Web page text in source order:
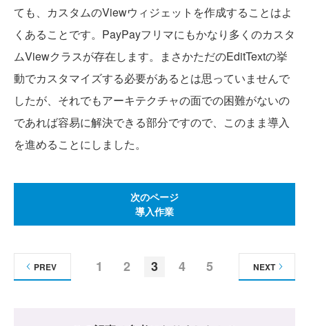
ても、カスタムのViewウィジェットを作成することはよ
くあることです。PayPayフリマにもかなり多くのカスタ
ムViewクラスが存在します。まさかただのEditTextの挙
動でカスタマイズする必要があるとは思っていませんで
したが、それでもアーキテクチャの面での困難がないの
であれば容易に解決できる部分ですので、このまま導入
を進めることにしました。
次のページ
導入作業
1 2 3 4 5
PREV NEXT